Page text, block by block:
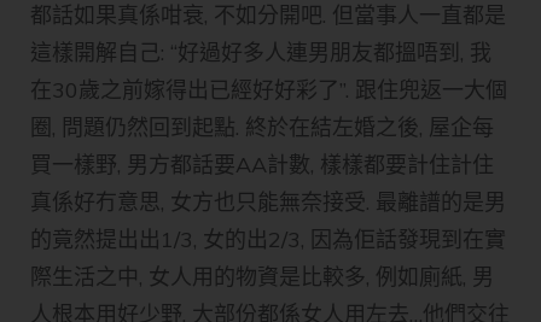
都話如果真係咁衰, 不如分開吧. 但當事人一直都是
這樣開解自己: “好過好多人連男朋友都搵唔到, 我
在30歲之前嫁得出已經好好彩了”. 跟住兜返一大個
圈, 問題仍然回到起點. 終於在結左婚之後, 屋企每
買一樣野, 男方都話要AA計數, 樣樣都要計住計住
真係好冇意思, 女方也只能無奈接受. 最離譜的是男
的竟然提出出1/3, 女的出2/3, 因為佢話發現到在實
際生活之中, 女人用的物資是比較多, 例如廁紙, 男
人根本用好少野, 大部份都係女人用左去…他們交往